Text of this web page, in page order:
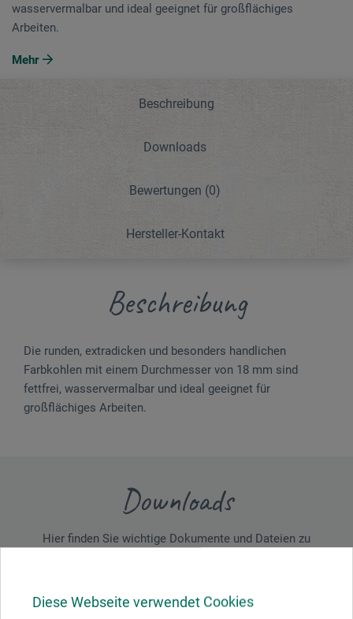
Diese Webseite verwendet Cookies
wasservermalbar und ideal geeignet für großflächiges
Arbeiten.
Mehr
Beschreibung
Downloads
Bewertungen (0)
Hersteller-Kontakt
Beschreibung
Die runden, extradicken und besonders handlichen
Farbkohlen mit einem Durchmesser von 18 mm sind
fettfrei, wasservermalbar und ideal geeignet für
großflächiges Arbeiten.
Downloads
Hier finden Sie wichtige Dokumente und Dateien zu